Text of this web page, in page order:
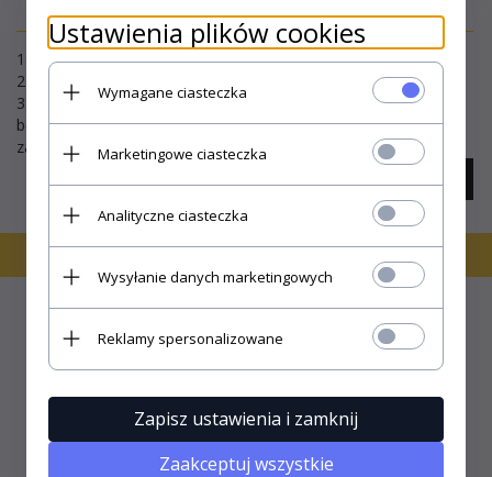
1. Sprawdź poprawność zapytania i spróbuj ponownie.
2. Ogranicz szukane słowa do jednego lub dwóch.
3. Podaj ogólną nazwę produktu, którego szukasz. Później
będziesz mógł ograniczyć wyniki wyszukiwania korzystając z
zaawansowanych filtrów.
szukanie zaawansowane
Ustawienia plików cookies
Wymagane ciasteczka
Marketingowe ciasteczka
Analityczne ciasteczka
Wysyłanie danych marketingowych
Reklamy spersonalizowane
Zapisz ustawienia i zamknij
Zaakceptuj wszystkie